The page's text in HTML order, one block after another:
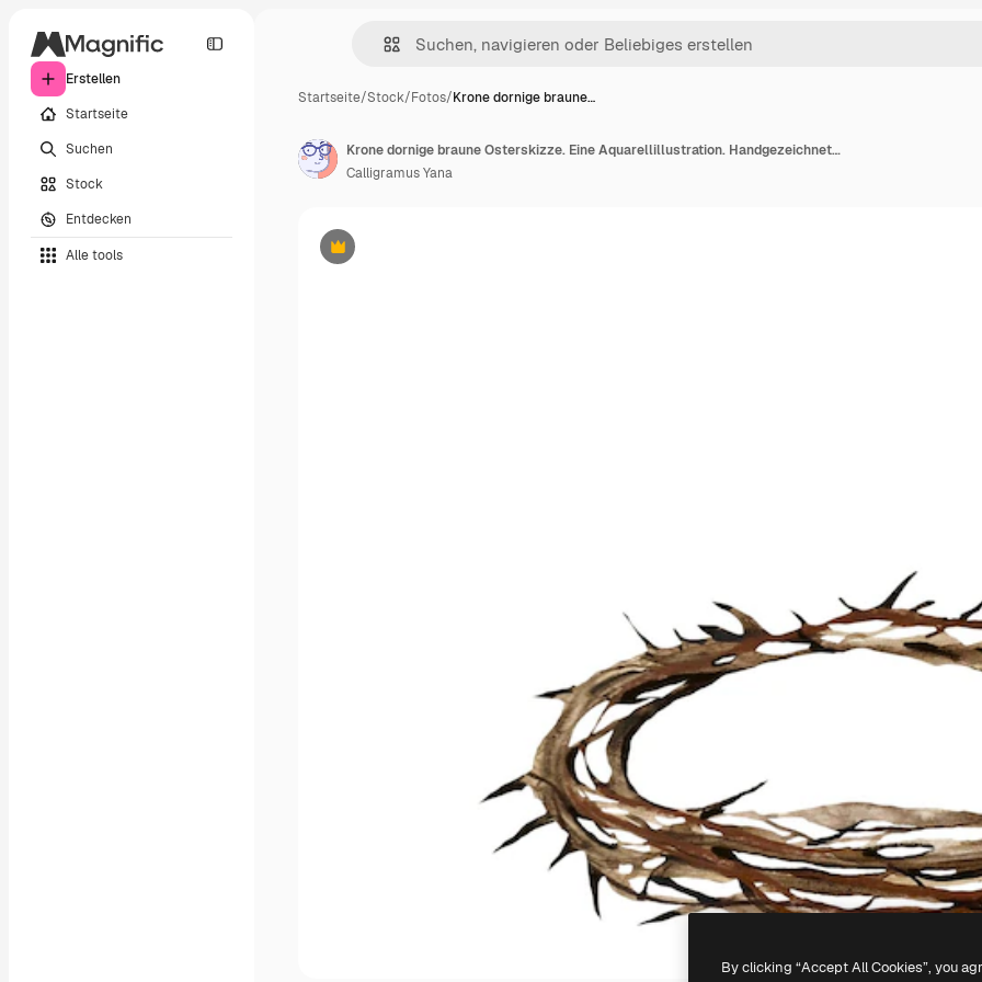
Erstellen
Startseite
Suchen
Stock
Entdecken
Alle tools
Startseite/Stock/Fotos/Krone dornige braune…
Premium
Krone dornige braune Osterskizze. Eine Aquarellillustration. Handgezeichnete Textur, isolierte weiße Rückseite
Calligramus Yana
By clicking “Accept All Cookies”, you